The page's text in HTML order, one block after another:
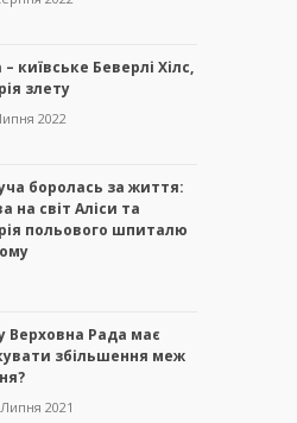
– київське Беверлі Хілс,
злету
2022
боролась за життя:
на світ Аліси та
польового шпиталю
Верховна Рада має
збільшення меж
2021